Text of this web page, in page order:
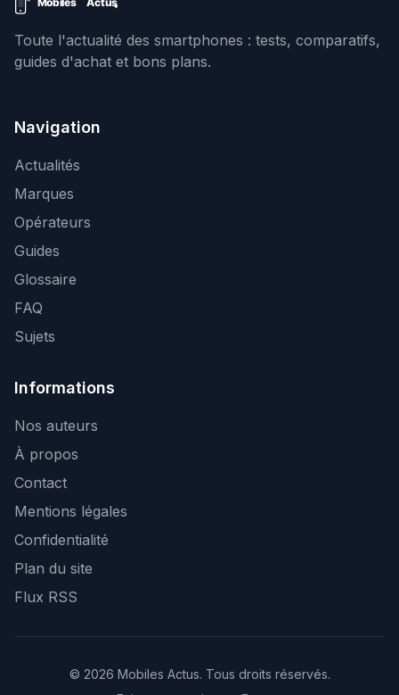
Toute l'actualité des smartphones : tests, comparatifs,
guides d'achat et bons plans.
Navigation
Actualités
Marques
Opérateurs
Guides
Glossaire
FAQ
Sujets
Informations
Nos auteurs
À propos
Contact
Mentions légales
Confidentialité
Plan du site
Flux RSS
© 2026 Mobiles Actus. Tous droits réservés.